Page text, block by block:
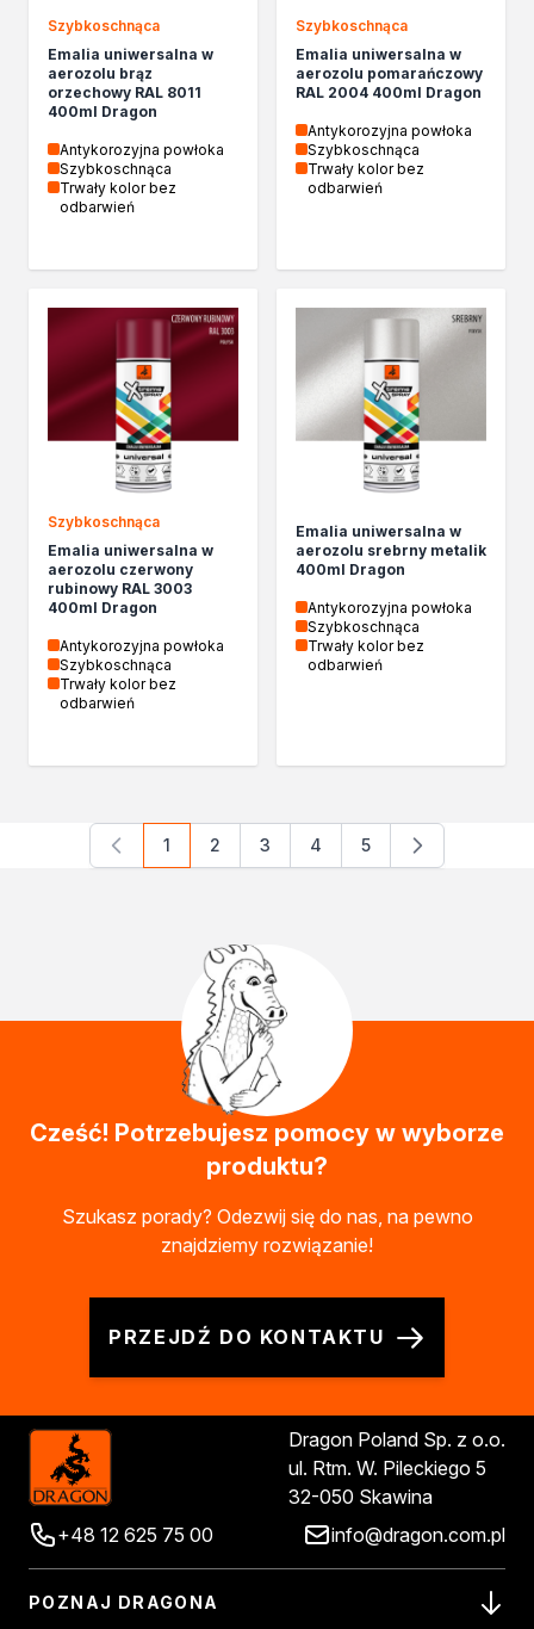
Szybkoschnąca
Emalia uniwersalna w
aerozolu brąz
orzechowy RAL 8011
400ml Dragon
Antykorozyjna powłoka
Szybkoschnąca
Trwały kolor bez
odbarwień
Szybkoschnąca
Emalia uniwersalna w
aerozolu pomarańczowy
RAL 2004 400ml Dragon
Antykorozyjna powłoka
Szybkoschnąca
Trwały kolor bez
odbarwień
Szybkoschnąca
Emalia uniwersalna w
aerozolu czerwony
rubinowy RAL 3003
400ml Dragon
Antykorozyjna powłoka
Szybkoschnąca
Trwały kolor bez
odbarwień
Emalia uniwersalna w
aerozolu srebrny metalik
400ml Dragon
Antykorozyjna powłoka
Szybkoschnąca
Trwały kolor bez
odbarwień
Aktualnie czytasz stronę
1 Strona
2 Strona
3 Strona
4 Strona
5
Cześć! Potrzebujesz pomocy w wyborze
produktu?
Szukasz porady? Odezwij się do nas, na pewno
znajdziemy rozwiązanie!
PRZEJDŹ DO KONTAKTU
Dragon Poland Sp. z o.o.
ul. Rtm. W. Pileckiego 5
32-050 Skawina
+48 12 625 75 00
info@dragon.com.pl
POZNAJ DRAGONA